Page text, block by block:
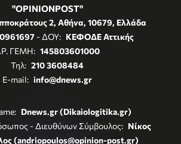
"OPINIONPOST"
2, Αθήνα, 10679, Ελλάδα
- ΔΟΥ: ΚΕΦΟΔΕ Αττικής
ΓΕΜΗ: 145803601000
Τηλ: 210 3608484
E-mail: info@dnews.gr
Dnews.gr (Dikaiologitika.gr)
- Διευθύνων Σύμβουλος: Νίκος
(andriopoulos@opinion-post.gr)